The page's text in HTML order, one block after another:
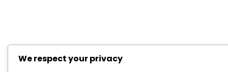
We respect your privacy